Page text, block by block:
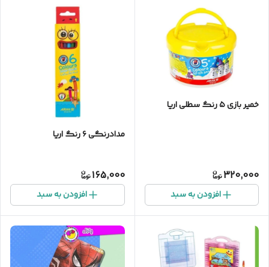
خمیر بازی ۵ رنگ سطلی اریا
320,000
افزودن به سبد
مدادرنگی ۶ رنگ اریا
165,000
افزودن به سبد